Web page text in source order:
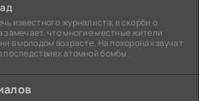
известного журналиста, в скорби о
замечает, что многие местные жители
в молодом возрасте. На похоронах звучат
последствиях атомной бомбы.